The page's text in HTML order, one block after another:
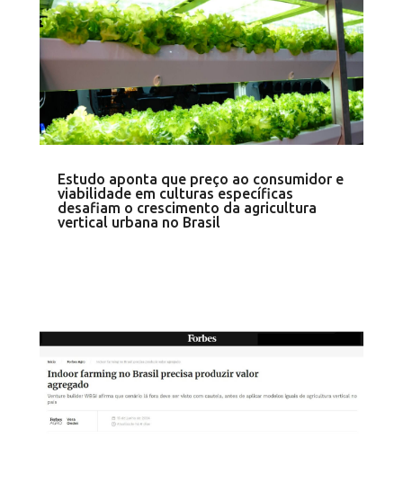
Estudo aponta que preço ao consumidor e
viabilidade em culturas específicas
desafiam o crescimento da agricultura
vertical urbana no Brasil